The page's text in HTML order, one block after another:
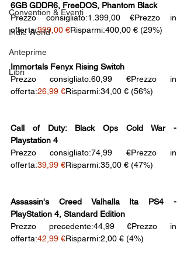
Convention & Eventi
Indie World
Anteprime
Libri
6GB GDDR6, FreeDOS, Phantom Black
Prezzo consigliato:1.399,00 €Prezzo in
offerta:999,00 €Risparmi:400,00 € (29%)
Immortals Fenyx Rising Switch
Prezzo consigliato:60,99 €Prezzo in
offerta:26,99 €Risparmi:34,00 € (56%)
Call of Duty: Black Ops Cold War -
Playstation 4
Prezzo consigliato:74,99 €Prezzo in
offerta:39,99 €Risparmi:35,00 € (47%)
Assassin's Creed Valhalla Ita PS4 -
PlayStation 4, Standard Edition
Prezzo precedente:44,99 €Prezzo in
offerta:42,99 €Risparmi:2,00 € (4%)